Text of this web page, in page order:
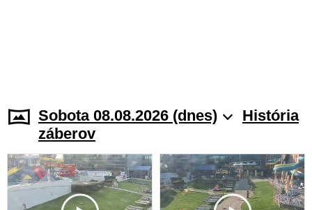
Sobota 08.08.2026 (dnes)
História
záberov